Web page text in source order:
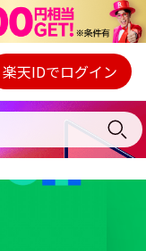
プレイヤー
内容の確認・変更
楽天IDでログイン